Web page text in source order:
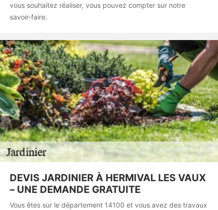
vous souhaitez réaliser, vous pouvez compter sur notre
savoir-faire.
DEVIS JARDINIER À HERMIVAL LES VAUX
– UNE DEMANDE GRATUITE
Vous êtes sur le département 14100 et vous avez des travaux